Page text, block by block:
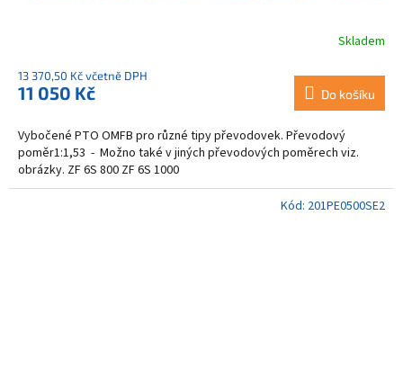
Skladem
13 370,50 Kč včetně DPH
11 050 Kč Do košíku
Vybočené PTO OMFB pro různé tipy převodovek. Převodový
poměr1:1,53 - Možno také v jiných převodových poměrech viz.
obrázky. ZF 6S 800 ZF 6S 1000
Kód: 201PE0500SE2